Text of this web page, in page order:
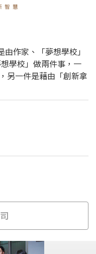
作家、「夢想學校」
學校」做兩件事，一
另一件是藉由「創新拿